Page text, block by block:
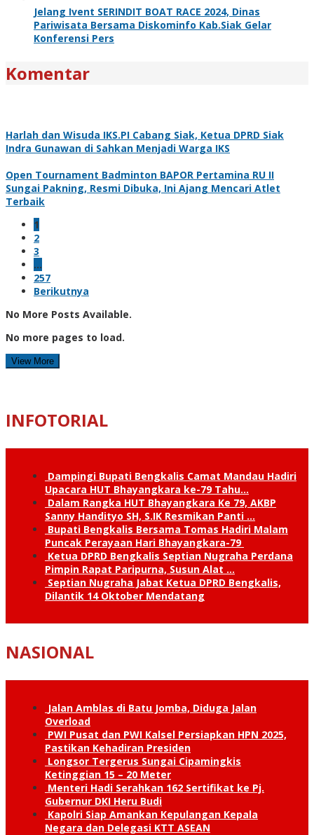
Jelang Ivent SERINDIT BOAT RACE 2024, Dinas
Pariwisata Bersama Diskominfo Kab.Siak Gelar
Konferensi Pers
Komentar
Harlah dan Wisuda IKS.PI Cabang Siak, Ketua DPRD Siak
Indra Gunawan di Sahkan Menjadi Warga IKS
Open Tournament Badminton BAPOR Pertamina RU II
Sungai Pakning, Resmi Dibuka, Ini Ajang Mencari Atlet
Terbaik
1
2
3
…
257
Berikutnya
No More Posts Available.
No more pages to load.
View More
INFOTORIAL
Dampingi Bupati Bengkalis Camat Mandau Hadiri
Upacara HUT Bhayangkara ke-79 Tahu…
Dalam Rangka HUT Bhayangkara Ke 79, AKBP
Sanny Handityo SH, S.IK Resmikan Panti …
Bupati Bengkalis Bersama Tomas Hadiri Malam
Puncak Perayaan Hari Bhayangkara-79
Ketua DPRD Bengkalis Septian Nugraha Perdana
Pimpin Rapat Paripurna, Susun Alat …
Septian Nugraha Jabat Ketua DPRD Bengkalis,
Dilantik 14 Oktober Mendatang
NASIONAL
Jalan Amblas di Batu Jomba, Diduga Jalan
Overload
PWI Pusat dan PWI Kalsel Persiapkan HPN 2025,
Pastikan Kehadiran Presiden
Longsor Tergerus Sungai Cipamingkis
Ketinggian 15 – 20 Meter
Menteri Hadi Serahkan 162 Sertifikat ke Pj.
Gubernur DKI Heru Budi
Kapolri Siap Amankan Kepulangan Kepala
Negara dan Delegasi KTT ASEAN